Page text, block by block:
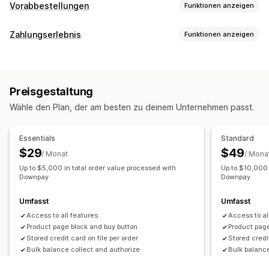
Vorabbestellungen Funktionen anzeigen
Art der Bestellung
Anpassung
Benutzerdefinierter Text
E-Mail-Benachrichtigungen
Mehrere Sprachen
Varianten
Zahlungsoptionen
Zahlungsaufschübe
Zahlungserinnerungen
Gemischter Warenkorb
Zahlungserlebnis Funktionen anzeigen
Widget-Platzierung
Wiederkehrende Rechnungen
Personalisierte Nachrichten
Preisgestaltung
Wähle den Plan, der am besten zu deinem Unternehmen passt.
Essentials
$29/ Monat
Up to $5,000 in total order value processed with
Downpay
Umfasst
Access to all features:
Product page block and buy button
Stored credit card on file per order
Bulk balance collect and authorize
Standard
$49/
Up to
Downpay
Umfasst
Access to
Product
Stored
Bulk